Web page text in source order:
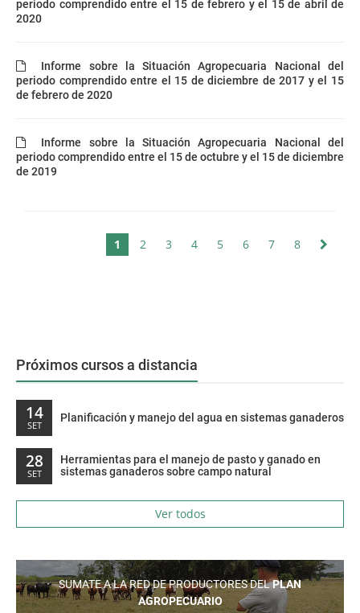
periodo comprendido entre el 15 de febrero y el 15 de abril de
2020
Informe sobre la Situación Agropecuaria Nacional del
periodo comprendido entre el 15 de diciembre de 2017 y el 15
de febrero de 2020
Informe sobre la Situación Agropecuaria Nacional del
periodo comprendido entre el 15 de octubre y el 15 de diciembre
de 2019
1 2 3 4 5 6 7 8
Próximos cursos a distancia
14
SET
Planificación y manejo del agua en sistemas ganaderos
28
SET
Herramientas para el manejo de pasto y ganado en
sistemas ganaderos sobre campo natural
Ver todos
SUMATE A LA RED DE PRODUCTORES DELPLAN
AGROPECUARIO